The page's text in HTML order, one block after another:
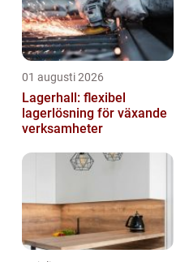
01 augusti 2026
Lagerhall: flexibel
lagerlösning för växande
verksamheter